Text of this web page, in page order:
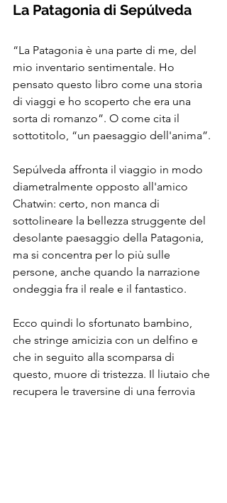
La Patagonia di Sepúlveda
“La Patagonia è una parte di me, del
mio inventario sentimentale. Ho
pensato questo libro come una storia
di viaggi e ho scoperto che era una
sorta di romanzo”. O come cita il
sottotitolo, “un paesaggio dell'anima”.
Sepúlveda affronta il viaggio in modo
diametralmente opposto all'amico
Chatwin: certo, non manca di
sottolineare la bellezza struggente del
desolante paesaggio della Patagonia,
ma si concentra per lo più sulle
persone, anche quando la narrazione
ondeggia fra il reale e il fantastico.
Ecco quindi lo sfortunato bambino,
che stringe amicizia con un delfino e
che in seguito alla scomparsa di
questo, muore di tristezza. Il liutaio che
recupera le traversine di una ferrovia